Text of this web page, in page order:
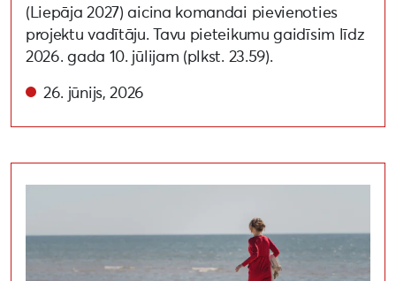
(Liepāja 2027) aicina komandai pievienoties
projektu vadītāju. Tavu pieteikumu gaidīsim līdz
2026. gada 10. jūlijam (plkst. 23.59).
26. jūnijs, 2026